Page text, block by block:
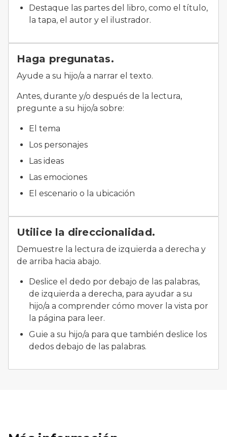
Destaque las partes del libro, como el título,
la tapa, el autor y el ilustrador.
Haga pregunatas.
Ayude a su hijo/a a narrar el texto.
Antes, durante y/o después de la lectura,
pregunte a su hijo/a sobre:
El tema
Los personajes
Las ideas
Las emociones
El escenario o la ubicación
Utilice la direccionalidad.
Demuestre la lectura de izquierda a derecha y
de arriba hacia abajo.
Deslice el dedo por debajo de las palabras,
de izquierda a derecha, para ayudar a su
hijo/a a comprender cómo mover la vista por
la página para leer.
Guie a su hijo/a para que también deslice los
dedos debajo de las palabras.